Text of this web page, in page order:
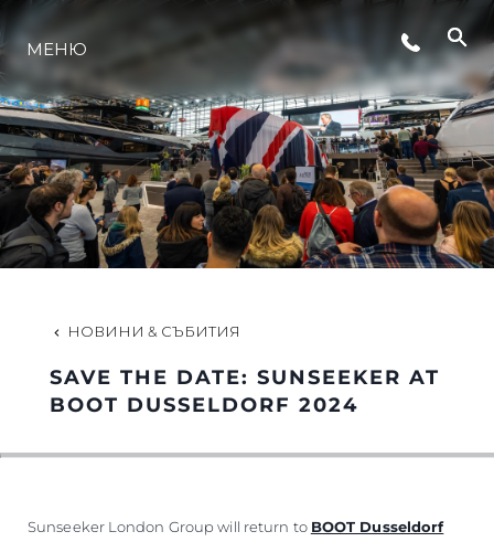
ЛАЙФСТАЙЛ
ИНОВАЦИЯ
КОМПАНИЯТА
ЕКИПЪТ
НАСЛЕДСТВО
МЕНЮ
НОВИНИ & СЪБИТИЯ
SAVE THE DATE: SUNSEEKER AT
BOOT DUSSELDORF 2024
Sunseeker London Group will return to BOOT Dusseldorf